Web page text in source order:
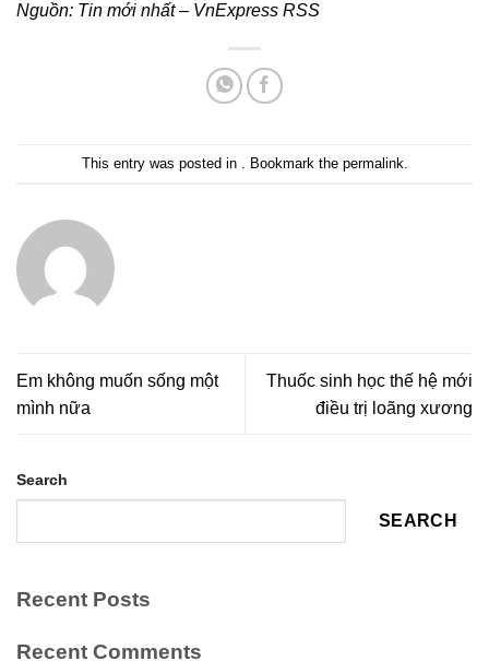
Nguồn: Tin mới nhất – VnExpress RSS
This entry was posted in . Bookmark the permalink
Em không muốn sống một
mình nữa
Thuốc sinh học thế hệ mới
điều trị loãng xương
Search
SEARCH
Recent Posts
Recent Comments